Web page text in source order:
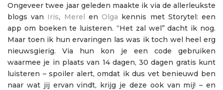
Ongeveer twee jaar geleden maakte ik via de allerleukste
blogs van Iris, Merel en Olga kennis met Storytel: een
app om boeken te luisteren. “Het zal wel” dacht ik nog.
Maar toen ik hun ervaringen las was ik toch wel heel erg
nieuwsgierig. Via hun kon je een code gebruiken
waarmee je in plaats van 14 dagen, 30 dagen gratis kunt
luisteren – spoiler alert, omdat ik dus vet benieuwd ben
naar wat jij ervan vindt, krijg je deze ook van mij! – en